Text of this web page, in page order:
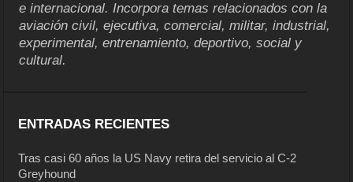
e internacional. Incorpora temas relacionados con la
aviación civil, ejecutiva, comercial, militar, industrial,
experimental, entrenamiento, deportivo, social y
cultural.
ENTRADAS RECIENTES
Tras casi 60 años la US Navy retira del servicio al C-2
Greyhound